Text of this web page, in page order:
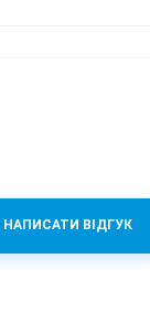
НАПИСАТИ ВІДГУК